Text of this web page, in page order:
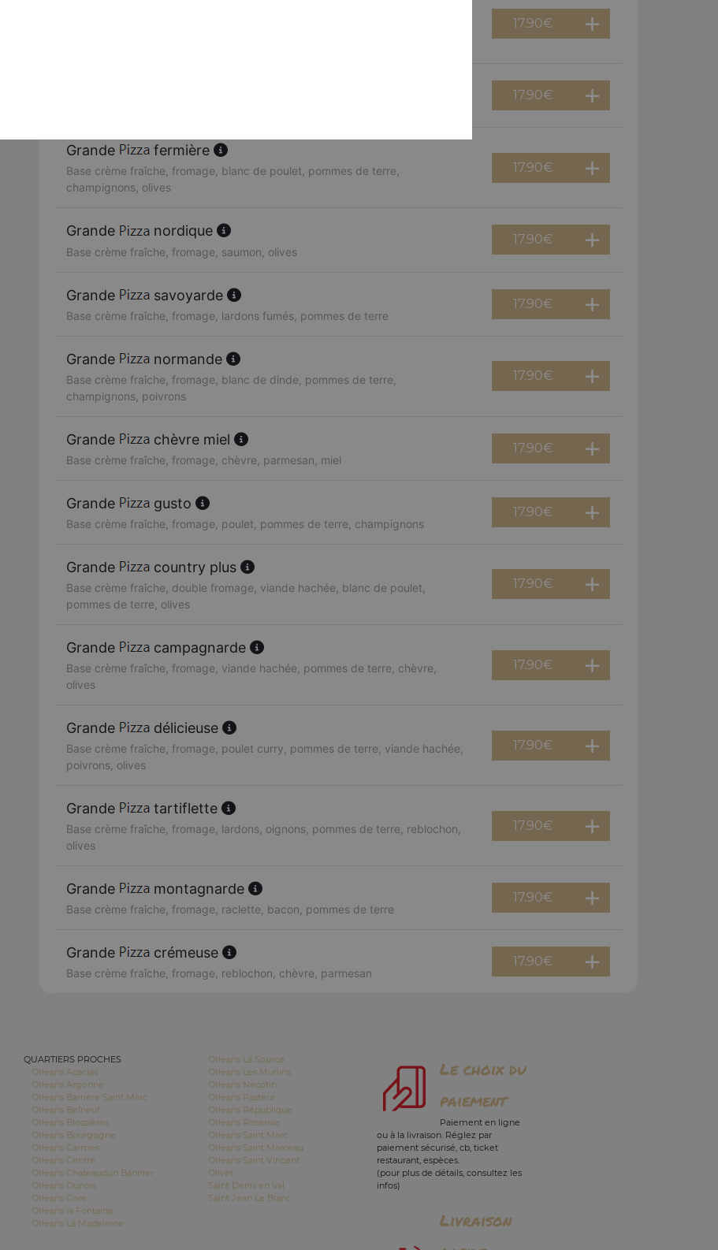
17.90€
17.90€
Grande fermière
Base crème fraîche, fromage, blanc de poulet, pommes de terre,
champignons, olives
17.90€
Grande nordique
Base crème fraîche, fromage, saumon, olives
17.90€
Grande savoyarde
Base crème fraîche, fromage, lardons fumés, pommes de terre
17.90€
Grande normande
Base crème fraîche, fromage, blanc de dinde, pommes de terre,
champignons, poivrons
17.90€
Grande chèvre miel
Base crème fraîche, fromage, chèvre, parmesan, miel
17.90€
Grande gusto
Base crème fraîche, fromage, poulet, pommes de terre, champignons
17.90€
Grande country plus
Base crème fraîche, double fromage, viande hachée, blanc de poulet,
pommes de terre, olives
17.90€
Grande campagnarde
Base crème fraîche, fromage, viande hachée, pommes de terre, chèvre,
olives
17.90€
Grande délicieuse
Base crème fraîche, fromage, poulet curry, pommes de terre, viande hachée,
poivrons, olives
17.90€
Grande tartiflette
Base crème fraîche, fromage, lardons, oignons, pommes de terre, reblochon,
olives
17.90€
Grande montagnarde
Base crème fraîche, fromage, raclette, bacon, pommes de terre
17.90€
Grande crémeuse
Base crème fraîche, fromage, reblochon, chèvre, parmesan
17.90€
QUARTIERS PROCHES
Orléans Acacias
Orléans Argonne
Orléans Barrière Saint Marc
Orléans Belneuf
Orléans Blossières
Orléans Bourgogne
Orléans Carmes
Orléans Centre
Orléans Chateaudun Bannier
Orléans Dunois
Orléans Gare
Orléans la Fontaine
Orléans La Madeleine
Orléans La Source
Orléans Les Murlins
Orléans Nécotin
Orléans Pasteur
Orléans République
Orléans Roseraie
Orléans Saint Marc
Orléans Saint Marceau
Orléans Saint Vincent
Olivet
Saint Denis en Val
Saint Jean Le Blanc
Le choix du
paiement
Paiement en ligne
ou à la livraison. Réglez par
paiement sécurisé, cb, ticket
restaurant, espèces.
(pour plus de détails, consultez les
infos)
Livraison